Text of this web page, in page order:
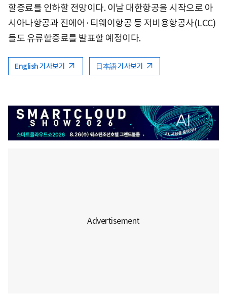
할증료를 인하할 전망이다. 이날 대한항공을 시작으로 아
시아나항공과 진에어·티웨이항공 등 저비용항공사(LCC)
들도 유류할증료를 발표할 예정이다.
English 기사보기 日本語 기사보기